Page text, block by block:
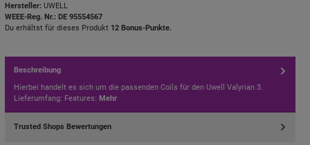
Hersteller: UWELL
WEEE-Reg. Nr.: DE 95554567
Du erhältst für dieses Produkt 12 Bonus-Punkte.
Beschreibung
Hierbei handelt es sich um die passenden Coils für den Uwell Valyrian 3.
Lieferumfang: Features: Mehr
Trusted Shops Bewertungen